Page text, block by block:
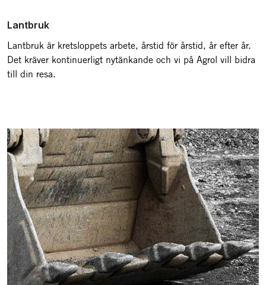
Lantbruk
Lantbruk är kretsloppets arbete, årstid för årstid, år efter år.
Det kräver kontinuerligt nytänkande och vi på Agrol vill bidra
till din resa.